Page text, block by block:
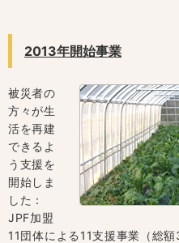
2013年開始事業
被災者の
方々が生
活を再建
できるよ
う支援を
開始しま
した：
JPF加盟
11団体による11支援事業（総